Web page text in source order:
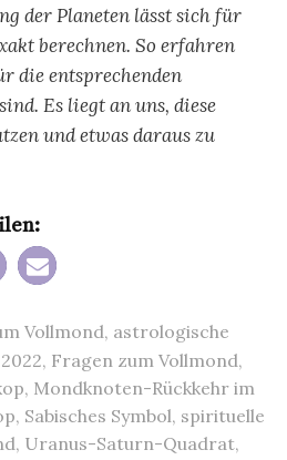
der Planeten lässt sich für
berechnen. So erfahren
die entsprechenden
Es liegt an uns, diese
und etwas daraus zu
Vollmond, astrologische
, Fragen zum Vollmond,
, Mondknoten-Rückkehr im
, Sabisches Symbol, spirituelle
, Uranus-Saturn-Quadrat,